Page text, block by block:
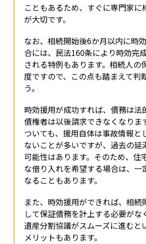
こともあるため、すぐに専門家に
が大切です。
なお、相続開始後6か月以内に時
合には、民法160条により時効完
される特例もあります。相続人の
度ですので、この点も踏まえて判
う。
時効援用が成功すれば、債務は法
債権者は以後請求できなくなりま
ついても、援用自体は事故情報と
ないことが多いですが、過去の延
可能性はあります。そのため、住
な借り入れを希望する場合は、一
なることもあります。
また、時効援用ができれば、相続
して保証債務を計上する必要がな
遺産分割協議がスムーズに進むと
メリットもあります。